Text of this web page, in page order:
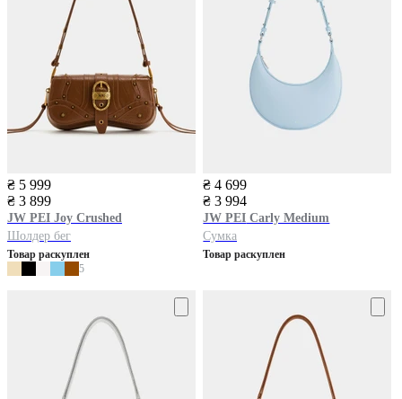
₴ 5 999
₴ 3 899
JW PEI Joy Crushed
Шолдер бег
Товар раскуплен
5
₴ 4 699
₴ 3 994
JW PEI Carly Medium
Сумка
Товар раскуплен